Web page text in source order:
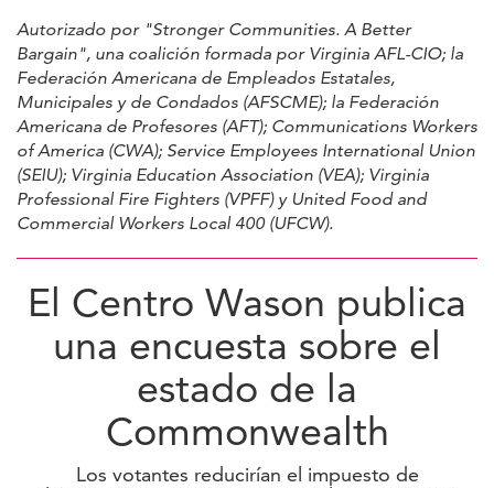
Autorizado por "Stronger Communities. A Better
Bargain", una coalición formada por Virginia AFL-CIO; la
Federación Americana de Empleados Estatales,
Municipales y de Condados (AFSCME); la Federación
Americana de Profesores (AFT); Communications Workers
of America (CWA); Service Employees International Union
(SEIU); Virginia Education Association (VEA); Virginia
Professional Fire Fighters (VPFF) y United Food and
Commercial Workers Local 400 (UFCW).
El Centro Wason publica
una encuesta sobre el
estado de la
Commonwealth
Los votantes reducirían el impuesto de